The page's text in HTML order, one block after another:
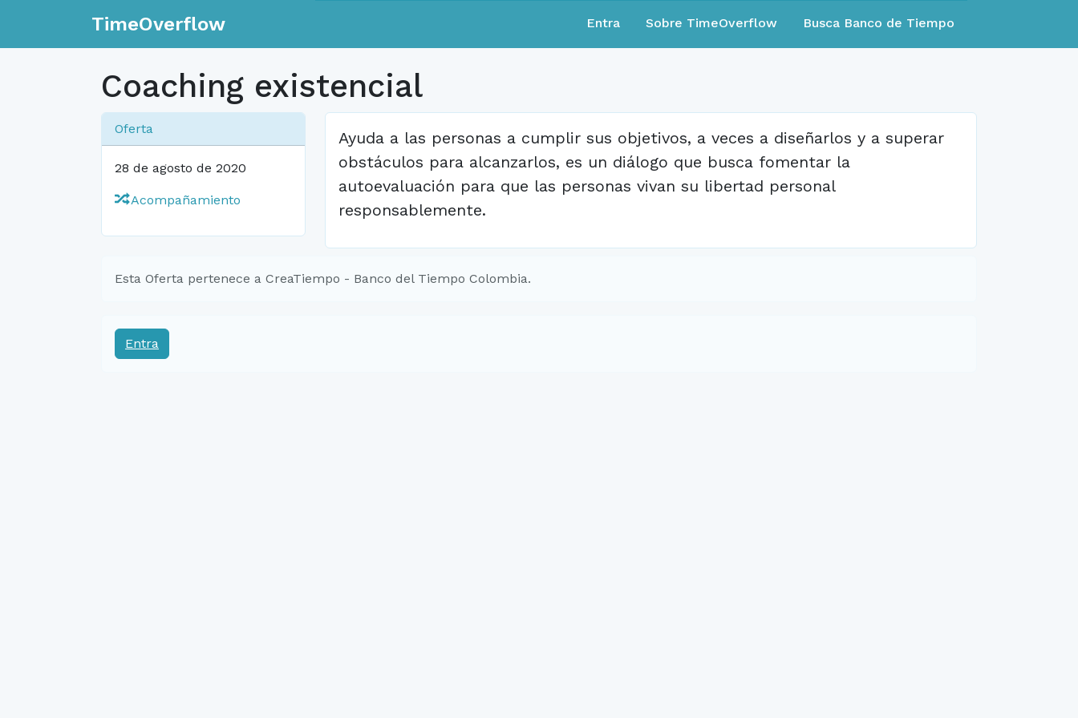
TimeOverflow Entra Sobre TimeOverflow Busca Banco de Tiempo
Coaching existencial
Oferta
28 de agosto de 2020
Acompañamiento
Ayuda a las personas a cumplir sus objetivos, a veces a diseñarlos y a superar
obstáculos para alcanzarlos, es un diálogo que busca fomentar la
autoevaluación para que las personas vivan su libertad personal
responsablemente.
Esta Oferta pertenece a CreaTiempo - Banco del Tiempo Colombia.
Entra